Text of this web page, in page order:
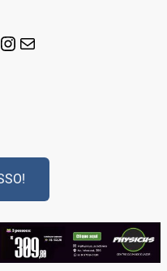
Instagram
E-mail